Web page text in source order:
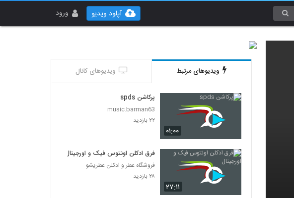
ورود آپلود ویدیو
ویدیوهای مرتبط ویدیوهای کانال
۰۱:۰۰
پرکاشن spds
music.barman63
۲۲ بازدید
۲۷:۱۱
فرق ادکلن اونتوس فیک و اورجینال
فروشگاه عطر و ادکلن عطریشو
۲۸ بازدید